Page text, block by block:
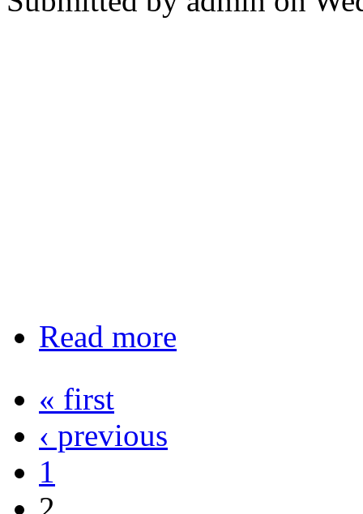
Read more
Pages« first
‹ previous
1